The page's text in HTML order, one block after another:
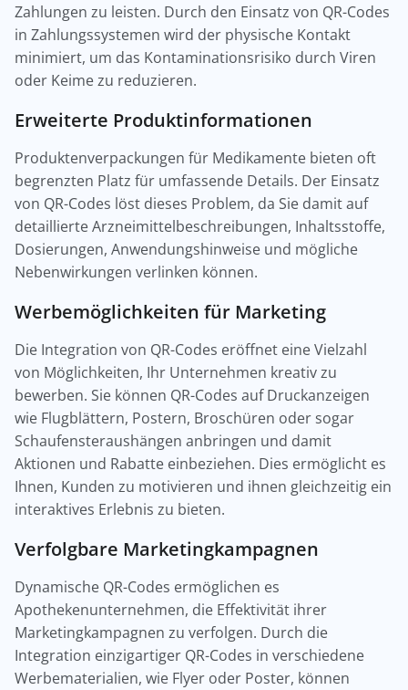
Zahlungen zu leisten. Durch den Einsatz von QR-Codes
in Zahlungssystemen wird der physische Kontakt
minimiert, um das Kontaminationsrisiko durch Viren
oder Keime zu reduzieren.
Erweiterte Produktinformationen
Produktenverpackungen für Medikamente bieten oft
begrenzten Platz für umfassende Details. Der Einsatz
von QR-Codes löst dieses Problem, da Sie damit auf
detaillierte Arzneimittelbeschreibungen, Inhaltsstoffe,
Dosierungen, Anwendungshinweise und mögliche
Nebenwirkungen verlinken können.
Werbemöglichkeiten für Marketing
Die Integration von QR-Codes eröffnet eine Vielzahl
von Möglichkeiten, Ihr Unternehmen kreativ zu
bewerben. Sie können QR-Codes auf Druckanzeigen
wie Flugblättern, Postern, Broschüren oder sogar
Schaufensteraushängen anbringen und damit
Aktionen und Rabatte einbeziehen. Dies ermöglicht es
Ihnen, Kunden zu motivieren und ihnen gleichzeitig ein
interaktives Erlebnis zu bieten.
Verfolgbare Marketingkampagnen
Dynamische QR-Codes ermöglichen es
Apothekenunternehmen, die Effektivität ihrer
Marketingkampagnen zu verfolgen. Durch die
Integration einzigartiger QR-Codes in verschiedene
Werbematerialien, wie Flyer oder Poster, können